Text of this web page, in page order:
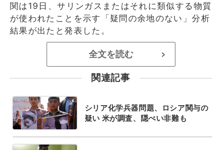
関は19日、サリンガスまたはそれに類似する物質
が使われたことを示す「疑問の余地のない」分析
結果が出たと発表した。
全文を読む >
関連記事
シリア化学兵器問題、ロシア関与の
疑い 米が調査、隠ぺい非難も